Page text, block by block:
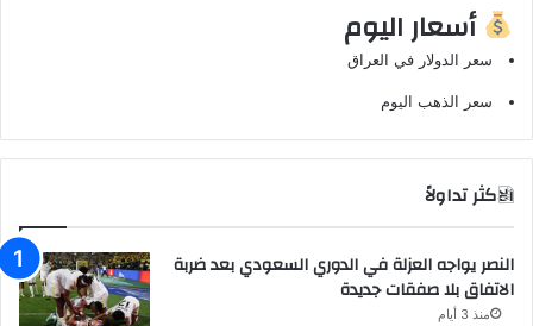
أسعار اليوم
سعر الدولار في العراق
سعر الذهب اليوم
الاكثر تداولاً
النصر يواجه العزلة في الدوري السعودي بعد ضربة
الاتفاق بلا صفقات جديدة
منذ 3 أيام